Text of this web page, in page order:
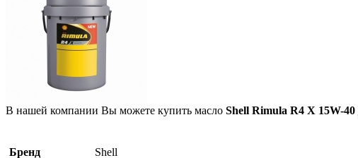
В нашей компании Вы можете купить масло Shell Rimula R4 X 15W-40
Бренд
Shell